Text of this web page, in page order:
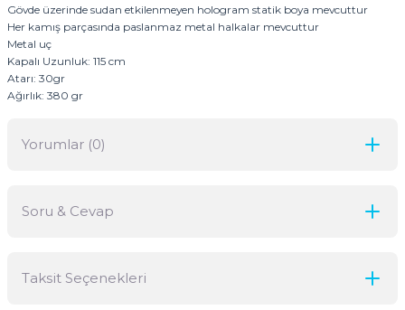
Gövde üzerinde sudan etkilenmeyen hologram statik boya mevcuttur
Her kamış parçasında paslanmaz metal halkalar mevcuttur
Metal uç
Kapalı Uzunluk: 115 cm
Atarı: 30gr
Ağırlık: 380 gr
Yorumlar (0)
Soru & Cevap
Taksit Seçenekleri